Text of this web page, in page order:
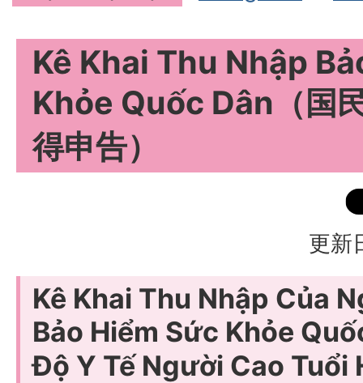
Kê Khai Thu Nhập
Khỏe Quốc Dân（国
得申告）
更新
Kê Khai Thu Nhập Của
Bảo Hiểm Sức Khỏe
Độ Y Tế Người Cao Tuổi